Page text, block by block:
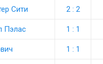
Сити 2 : 2
Пэлас 1 : 1
1 : 1